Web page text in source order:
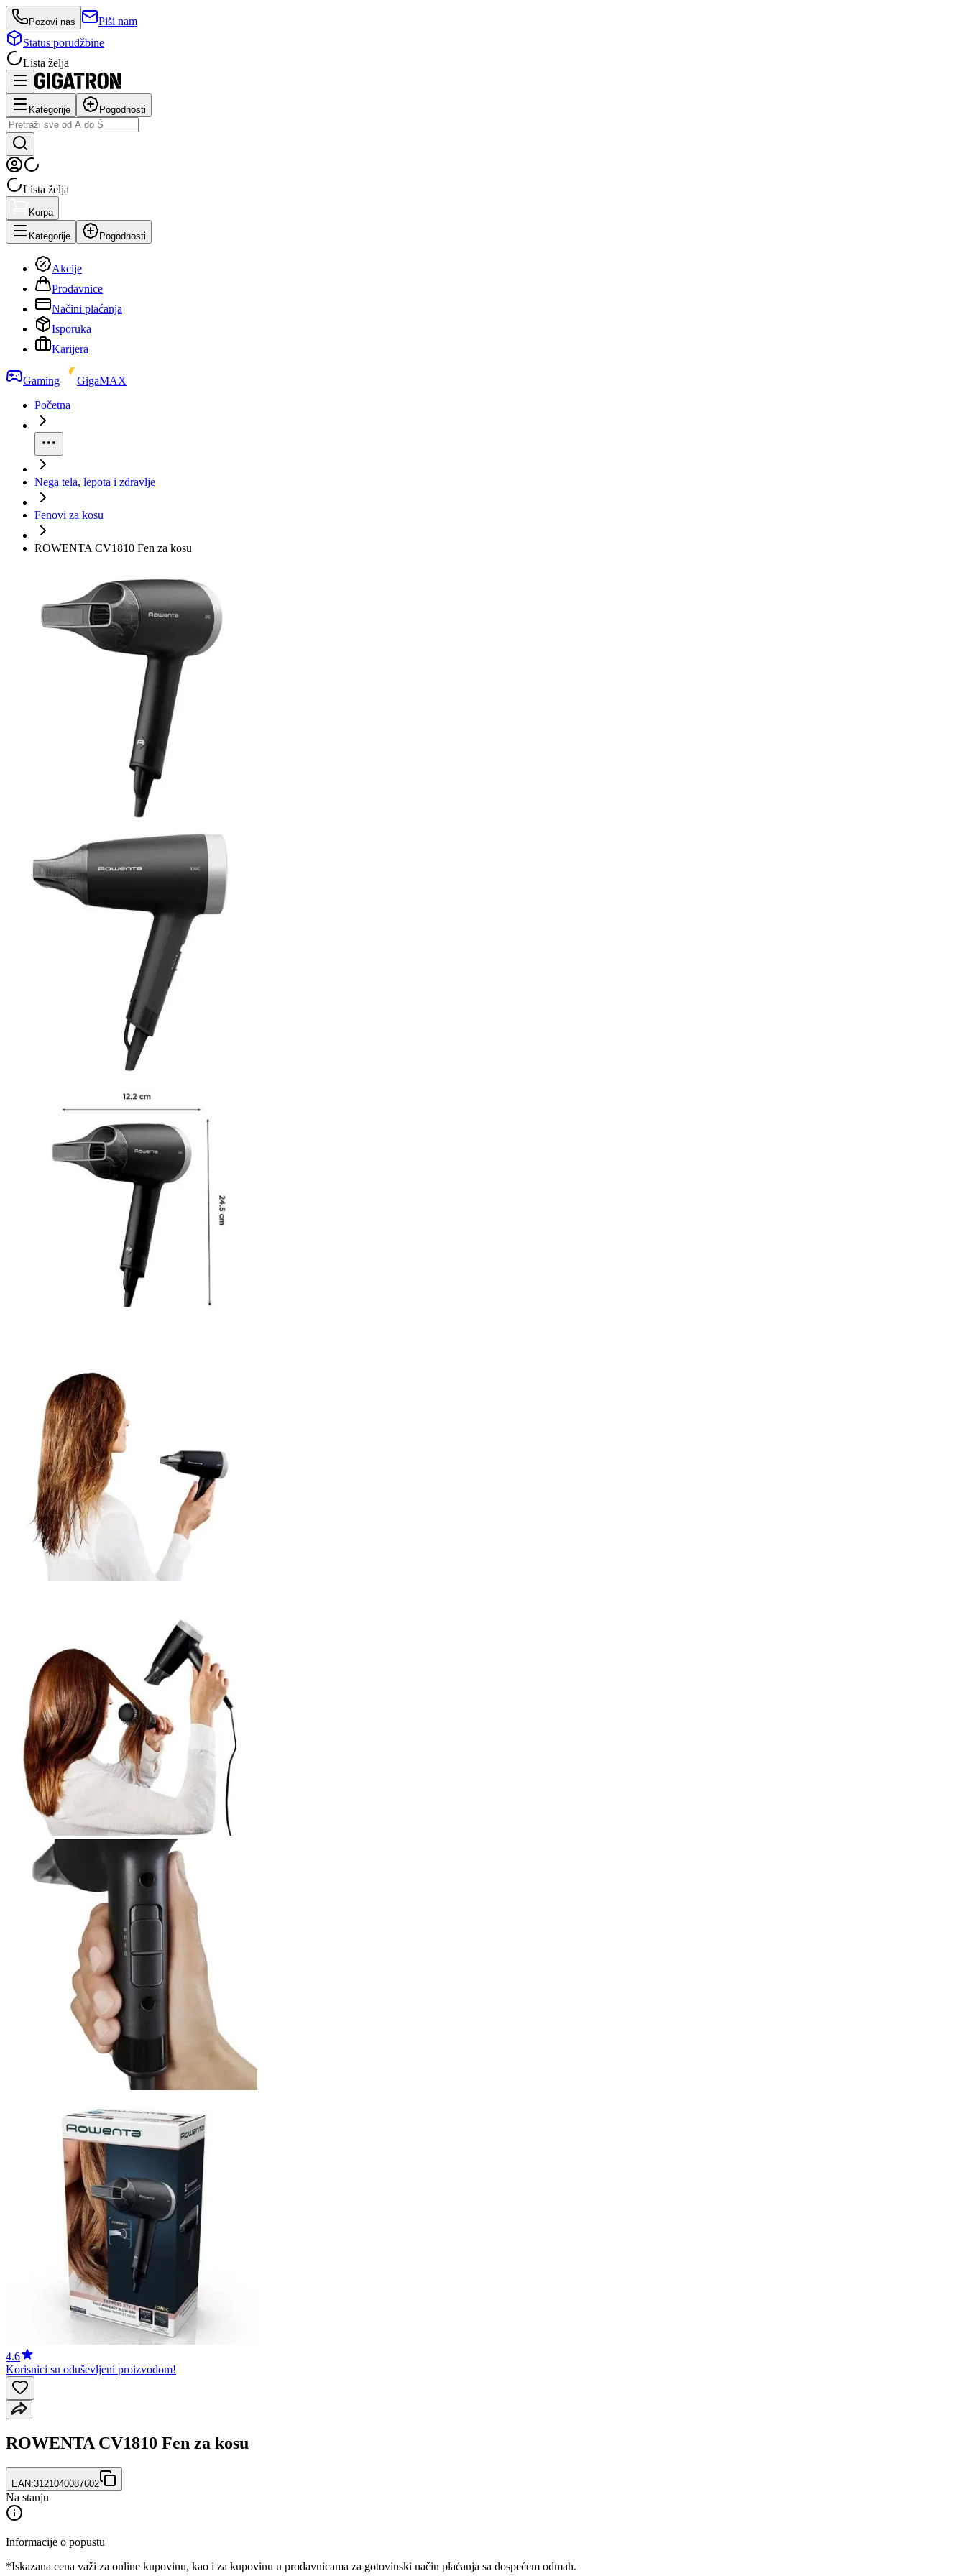
Pozovi nas
Piši nam
Status porudžbine
Lista želja
Kategorije Pogodnosti
Lista želja
Korpa
Kategorije Pogodnosti
Akcije
Prodavnice
Načini plaćanja
Isporuka
Karijera
Gaming
GigaMAX
Početna
Nega tela, lepota i zdravlje
Fenovi za kosu
ROWENTA CV1810 Fen za kosu
4.6
Korisnici su oduševljeni proizvodom!
ROWENTA CV1810 Fen za kosu
EAN:3121040087602
Na stanju
Informacije o popustu
*Iskazana cena važi za online kupovinu, kao i za kupovinu u prodavnicama za gotovinski način plaćanja sa dospećem odmah.